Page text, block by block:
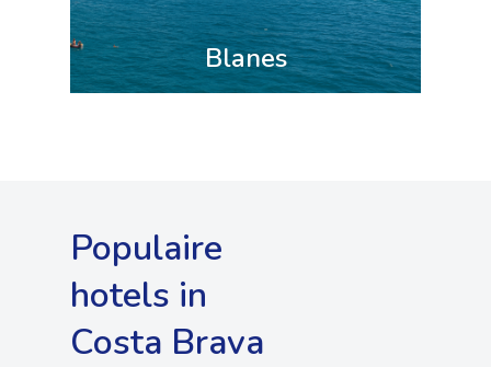
Blanes
Populaire
hotels in
Costa Brava